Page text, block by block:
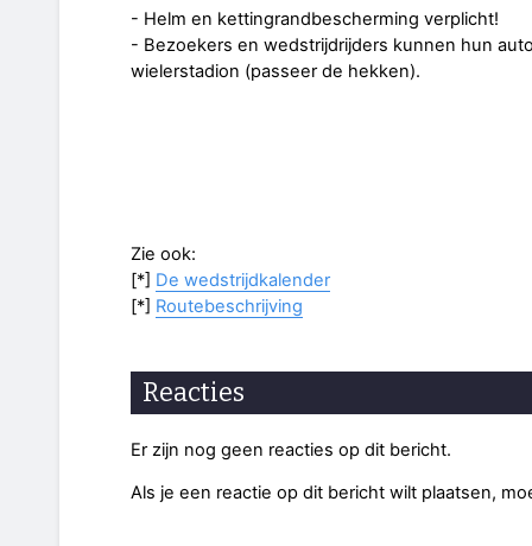
- Helm en kettingrandbescherming verplicht!
- Bezoekers en wedstrijdrijders kunnen hun
wielerstadion (passeer de hekken).
Zie ook:
[*] De wedstrijdkalender
[*] Routebeschrijving
Reacties
Er zijn nog geen reacties op dit bericht.
Als je een reactie op dit bericht wilt plaatsen,